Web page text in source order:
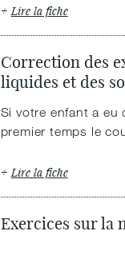
Lire la fiche
Correction des
liquides et des
Si votre enfant a eu
premier temps le
Lire la fiche
Exercices sur la